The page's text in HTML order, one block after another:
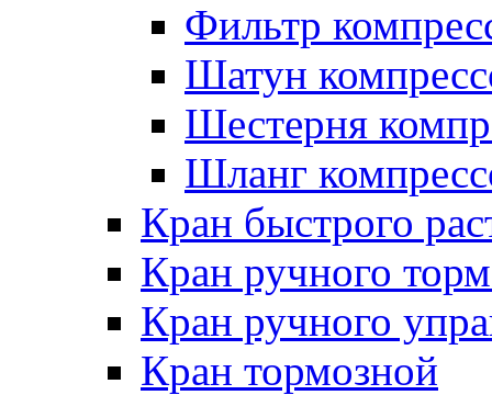
Фильтр
Шатун
Шестерня
Шланг
Кран быстрого
Кран ручного
Кран ручного
Кран тормозной